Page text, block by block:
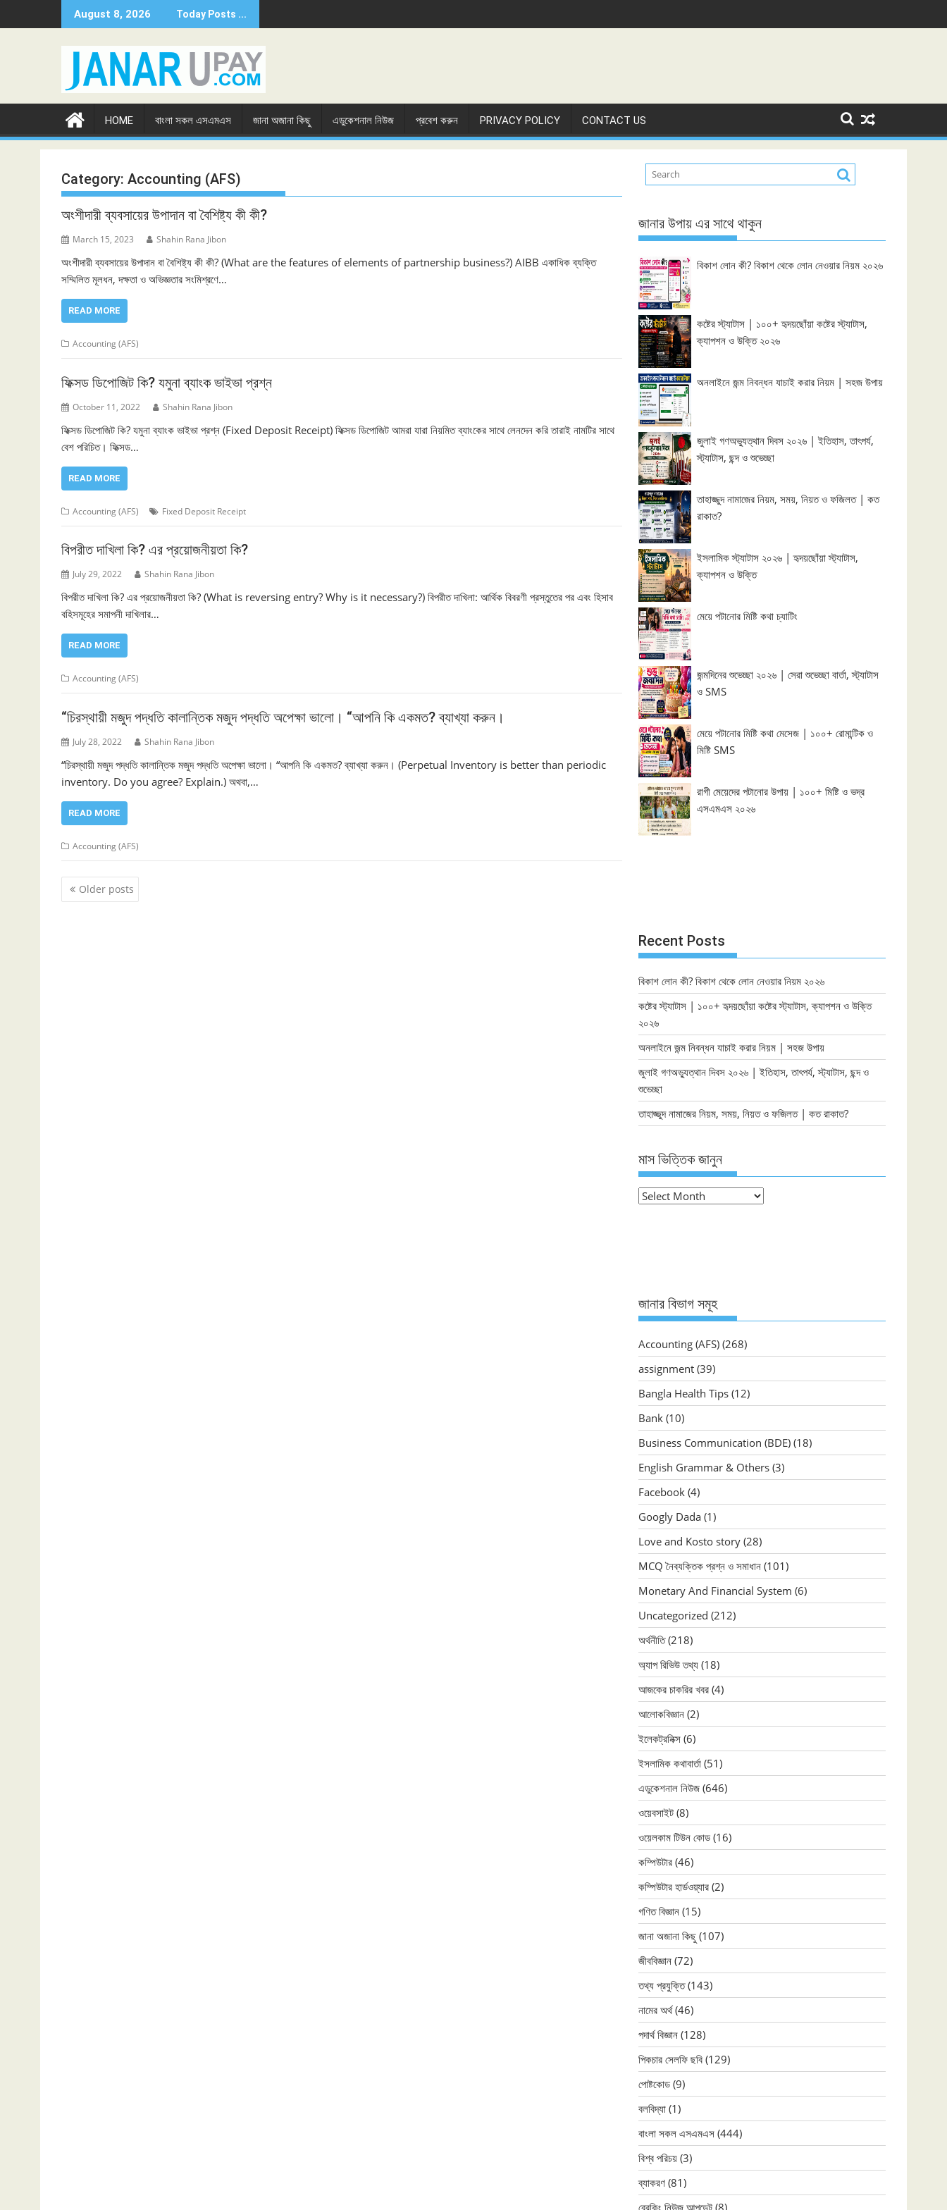
to
August 8, 2026 Today Posts ...
HOME বাংলা সকল এসএমএস জানা অজানা কিছু এডুকেশনাল নিউজ প্রবেশ করুন PRIVACY POLICY CONTACT US
Category: Accounting (AFS)
অংশীদারী ব্যবসায়ের উপাদান বা বৈশিষ্ট্য কী কী?
March 15, 2023 Shahin Rana Jibon
অংশীদারী ব্যবসায়ের উপাদান বা বৈশিষ্ট্য কী কী? (What are the features of elements of partnership business?) AIBB একাধিক ব্যক্তি
সম্মিলিত মূলধন, দক্ষতা ও অভিজ্ঞতার সংমিশ্রণে…
READ MORE
Accounting (AFS)
ফিক্সড ডিপোজিট কি? যমুনা ব্যাংক ভাইভা প্রশ্ন
October 11, 2022 Shahin Rana Jibon
ফিক্সড ডিপোজিট কি? যমুনা ব্যাংক ভাইভা প্রশ্ন (Fixed Deposit Receipt) ফিক্সড ডিপোজিট আমরা যারা নিয়মিত ব্যাংকের সাথে লেনদেন করি তারাই নামটির সাথে
বেশ পরিচিত। ফিক্সড…
READ MORE
Accounting (AFS) Fixed Deposit Receipt
বিপরীত দাখিলা কি? এর প্রয়োজনীয়তা কি?
July 29, 2022 Shahin Rana Jibon
বিপরীত দাখিলা কি? এর প্রয়োজনীয়তা কি? (What is reversing entry? Why is it necessary?) বিপরীত দাখিলা: আর্থিক বিবরণী প্রস্তুতের পর এবং হিসাব
বহিসমূহের সমাপনী দাখিলার…
READ MORE
Accounting (AFS)
“চিরস্থায়ী মজুদ পদ্ধতি কালান্তিক মজুদ পদ্ধতি অপেক্ষা ভালো। “আপনি কি একমত? ব্যাখ্যা করুন।
July 28, 2022 Shahin Rana Jibon
“চিরস্থায়ী মজুদ পদ্ধতি কালান্তিক মজুদ পদ্ধতি অপেক্ষা ভালো। “আপনি কি একমত? ব্যাখ্যা করুন। (Perpetual Inventory is better than periodic
inventory. Do you agree? Explain.) অথবা,…
READ MORE
Accounting (AFS)
Posts
navigation
Older posts
জানার উপায় এর সাথে থাকুন
বিকাশ লোন কী? বিকাশ থেকে লোন নেওয়ার নিয়ম ২০২৬
কষ্টের স্ট্যাটাস | ১০০+ হৃদয়ছোঁয়া কষ্টের স্ট্যাটাস,
ক্যাপশন ও উক্তি ২০২৬
অনলাইনে জন্ম নিবন্ধন যাচাই করার নিয়ম | সহজ উপায়
জুলাই গণঅভ্যুত্থান দিবস ২০২৬ | ইতিহাস, তাৎপর্য,
স্ট্যাটাস, ছন্দ ও শুভেচ্ছা
তাহাজ্জুদ নামাজের নিয়ম, সময়, নিয়ত ও ফজিলত | কত
রাকাত?
ইসলামিক স্ট্যাটাস ২০২৬ | হৃদয়ছোঁয়া স্ট্যাটাস,
ক্যাপশন ও উক্তি
মেয়ে পটানোর মিষ্টি কথা চ্যাটিং
জন্মদিনের শুভেচ্ছা ২০২৬ | সেরা শুভেচ্ছা বার্তা, স্ট্যাটাস
ও SMS
মেয়ে পটানোর মিষ্টি কথা মেসেজ | ১০০+ রোমান্টিক ও
মিষ্টি SMS
রাগী মেয়েদের পটানোর উপায় | ১০০+ মিষ্টি ও ভদ্র
এসএমএস ২০২৬
Recent Posts
বিকাশ লোন কী? বিকাশ থেকে লোন নেওয়ার নিয়ম ২০২৬
কষ্টের স্ট্যাটাস | ১০০+ হৃদয়ছোঁয়া কষ্টের স্ট্যাটাস, ক্যাপশন ও উক্তি
২০২৬
অনলাইনে জন্ম নিবন্ধন যাচাই করার নিয়ম | সহজ উপায়
জুলাই গণঅভ্যুত্থান দিবস ২০২৬ | ইতিহাস, তাৎপর্য, স্ট্যাটাস, ছন্দ ও
শুভেচ্ছা
তাহাজ্জুদ নামাজের নিয়ম, সময়, নিয়ত ও ফজিলত | কত রাকাত?
মাস ভিত্তিক জানুন
মাস
জানার বিভাগ সমূহ
Accounting (AFS) (268)
assignment (39)
Bangla Health Tips (12)
Bank (10)
Business Communication (BDE) (18)
English Grammar & Others (3)
Facebook (4)
Googly Dada (1)
Love and Kosto story (28)
MCQ নৈব্যক্তিক প্রশ্ন ও সমাধান (101)
Monetary And Financial System (6)
Uncategorized (212)
অর্থনীতি(218)
অ্যাপ রিভিউ তথ্য (18)
আজকের চাকরির খবর (4)
আলোকবিজ্ঞান (2)
ইলেকট্রনিক্স (6)
ইসলামিক কথাবার্তা (51)
এডুকেশনাল নিউজ (646)
ওয়েবসাইট (8)
ওয়েলকাম টিউন কোড (16)
কম্পিউটার (46)
কম্পিউটার হার্ডওয়্যার (2)
গণিত বিজ্ঞান (15)
জানা অজানা কিছু (107)
জীববিজ্ঞান (72)
তথ্য প্রযুক্তি(143)
নামের অর্থ(46)
পদার্থ বিজ্ঞান (128)
পিকচার সেলফি ছবি (129)
পোষ্টকোড (9)
বলবিদ্যা (1)
বাংলা সকল এসএমএস (444)
বিশ্ব পরিচয় (3)
ব্যাকরণ (81)
ব্রেকিং নিউজ আপডেট (8)